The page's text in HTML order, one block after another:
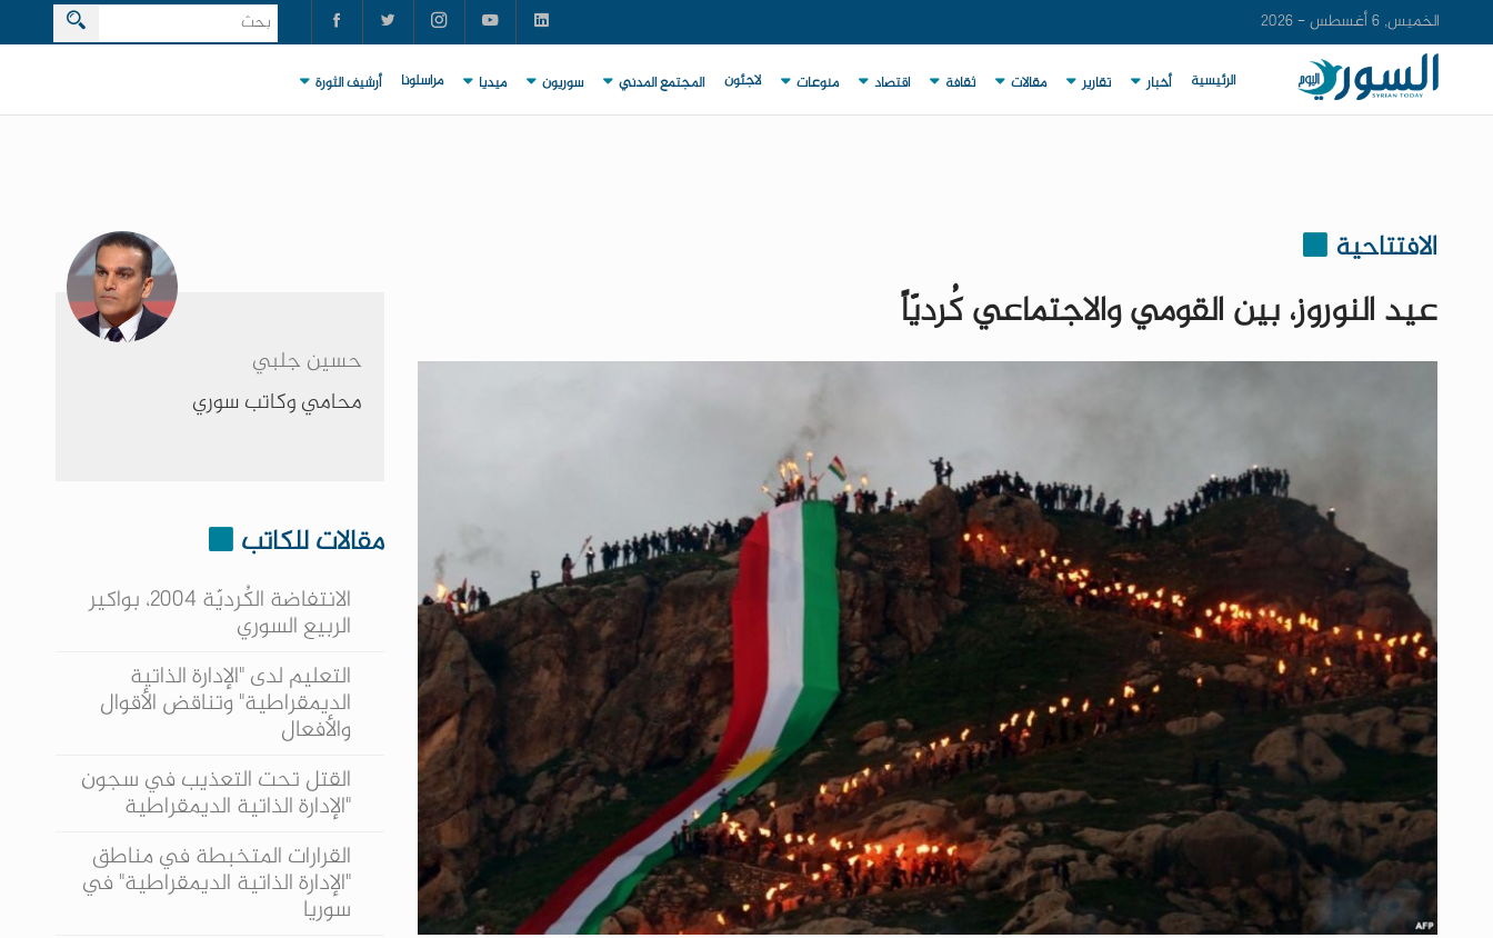
الخميس, 6 أغسطس - 2026
الرئيسية أخبار تقارير مقالات ثقافة اقتصاد منوعات لاجئون المجتمع المدني سوريون ميديا مراسلونا أرشيف الثورة
الافتتاحية
عيد النوروز، بين القومي والاجتماعي كُرديّاً
حسين جلبي
محامي وكاتب سوري
مقالات للكاتب
الانتفاضة الكُرديّة 2004، بواكير
الربيع السوري
التعليم لدى "الإدارة الذاتية
الديمقراطية" وتناقض الأقوال
والأفعال
القتل تحت التعذيب في سجون
"الإدارة الذاتية الديمقراطية
القرارات المتخبطة في مناطق
"الإدارة الذاتية الديمقراطية" في
سوريا